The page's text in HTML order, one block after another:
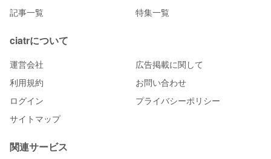
記事一覧 特集一覧
ciatrについて
運営会社
広告掲載に関して
利用規約
お問い合わせ
ログイン
プライバシーポリシー
サイトマップ
関連サービス